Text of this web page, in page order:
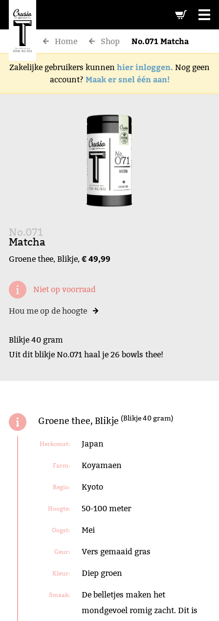
Home Shop No.071 Matcha
Zakelijke gebruikers kunnen hier inloggen. Nog geen
account? Maak er snel één aan!
No.071
Matcha
Groene thee, Blikje, € 49,99
Niet op voorraad
Hou me op de hoogte
Blikje 40 gram
Uit dit blikje No.071 haal je 26 bowls thee!
Groene thee, Blikje (Blikje 40 gram)
Herkomst: Japan
Farm: Koyamaen
Regio: Kyoto
Hoogte: 50-100 meter
Oogst: Mei
Geur: Vers gemaaid gras
Kleur: Diep groen
Smaak:
De belletjes maken het
mondgevoel romig zacht. Dit is